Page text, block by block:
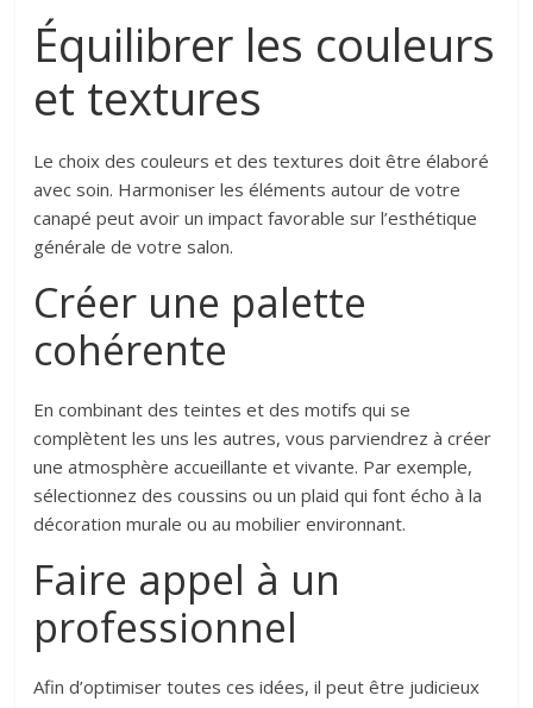
Équilibrer les couleurs
et textures
Le choix des couleurs et des textures doit être élaboré
avec soin. Harmoniser les éléments autour de votre
canapé peut avoir un impact favorable sur l’esthétique
générale de votre salon.
Créer une palette
cohérente
En combinant des teintes et des motifs qui se
complètent les uns les autres, vous parviendrez à créer
une atmosphère accueillante et vivante. Par exemple,
sélectionnez des coussins ou un plaid qui font écho à la
décoration murale ou au mobilier environnant.
Faire appel à un
professionnel
Afin d’optimiser toutes ces idées, il peut être judicieux